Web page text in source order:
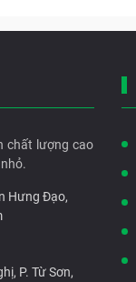
chất lượng cao
Hưng Đạo,
P. Từ Sơn,